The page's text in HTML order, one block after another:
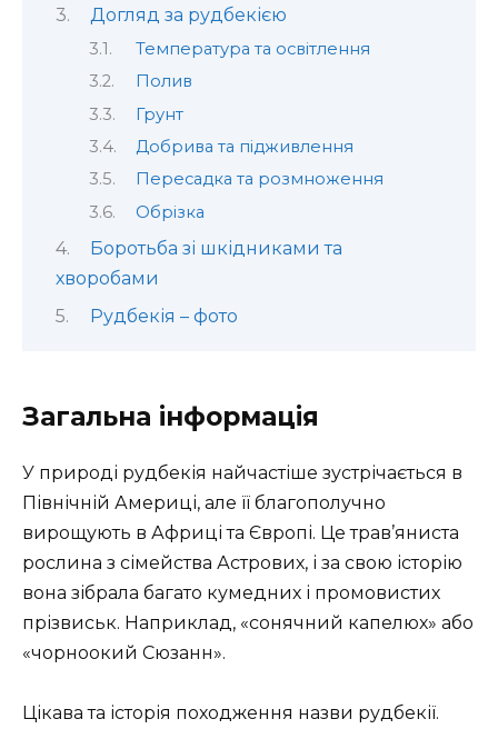
Догляд за рудбекією
Температура та освітлення
Полив
Грунт
Добрива та підживлення
Пересадка та розмноження
Обрізка
Боротьба зі шкідниками та
хворобами
Рудбекія – фото
Загальна інформація
У природі рудбекія найчастіше зустрічається в
Північній Америці, але її благополучно
вирощують в Африці та Європі. Це трав’яниста
рослина з сімейства Астрових, і за свою історію
вона зібрала багато кумедних і промовистих
прізвиськ. Наприклад, «сонячний капелюх» або
«чорноокий Сюзанн».
Цікава та історія походження назви рудбекії.